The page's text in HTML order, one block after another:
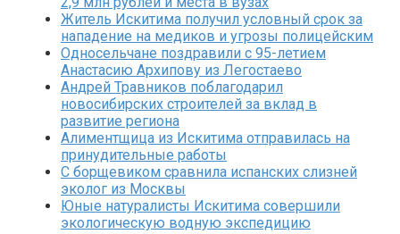
Житель Искитима получил условный срок за
нападение на медиков и угрозы полицейским
Односельчане поздравили с 95-летием
Анастасию Архипову из Легостаево
Андрей Травников поблагодарил
новосибирских строителей за вклад в
развитие региона
Алиментщица из Искитима отправилась на
принудительные работы
С борщевиком сравнила испанских слизней
эколог из Москвы
Юные натуралисты Искитима совершили
экологическую водную экспедицию